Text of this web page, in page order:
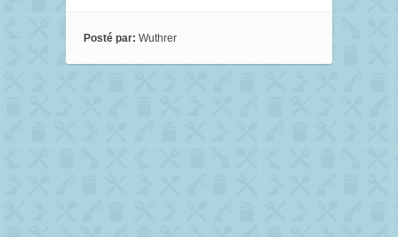
Posté par: Wuthrer